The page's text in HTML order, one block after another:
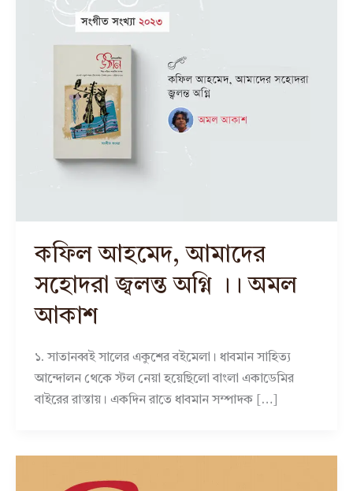
কফিল আহমেদ, আমাদের
সহোদরা জ্বলন্ত অগ্নি ।। অমল
আকাশ
১. সাতানব্বই সালের একুশের বইমেলা। ধাবমান সাহিত্য
আন্দোলন থেকে স্টল নেয়া হয়েছিলো বাংলা একাডেমির
বাইরের রাস্তায়। একদিন রাতে ধাবমান সম্পাদক […]